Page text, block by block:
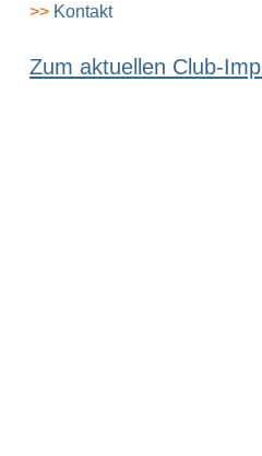
>> Kontakt
Zum aktuellen Club-